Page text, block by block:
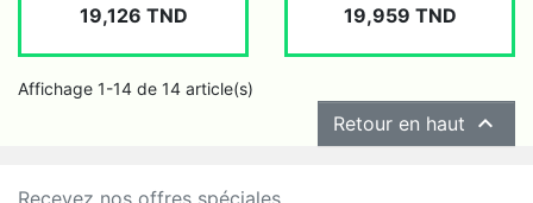
Prix
19,126 TND Prix
19,959 TND
Affichage 1-14 de 14 article(s)
Retour en haut 
Recevez nos offres spéciales